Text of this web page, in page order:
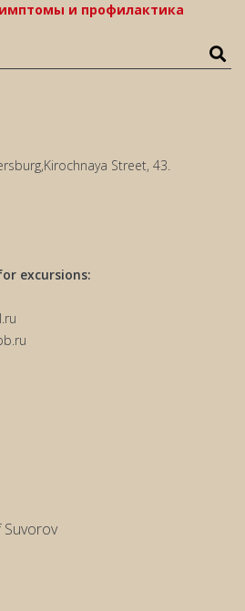
и профилактика
Street, 43.
excursions: